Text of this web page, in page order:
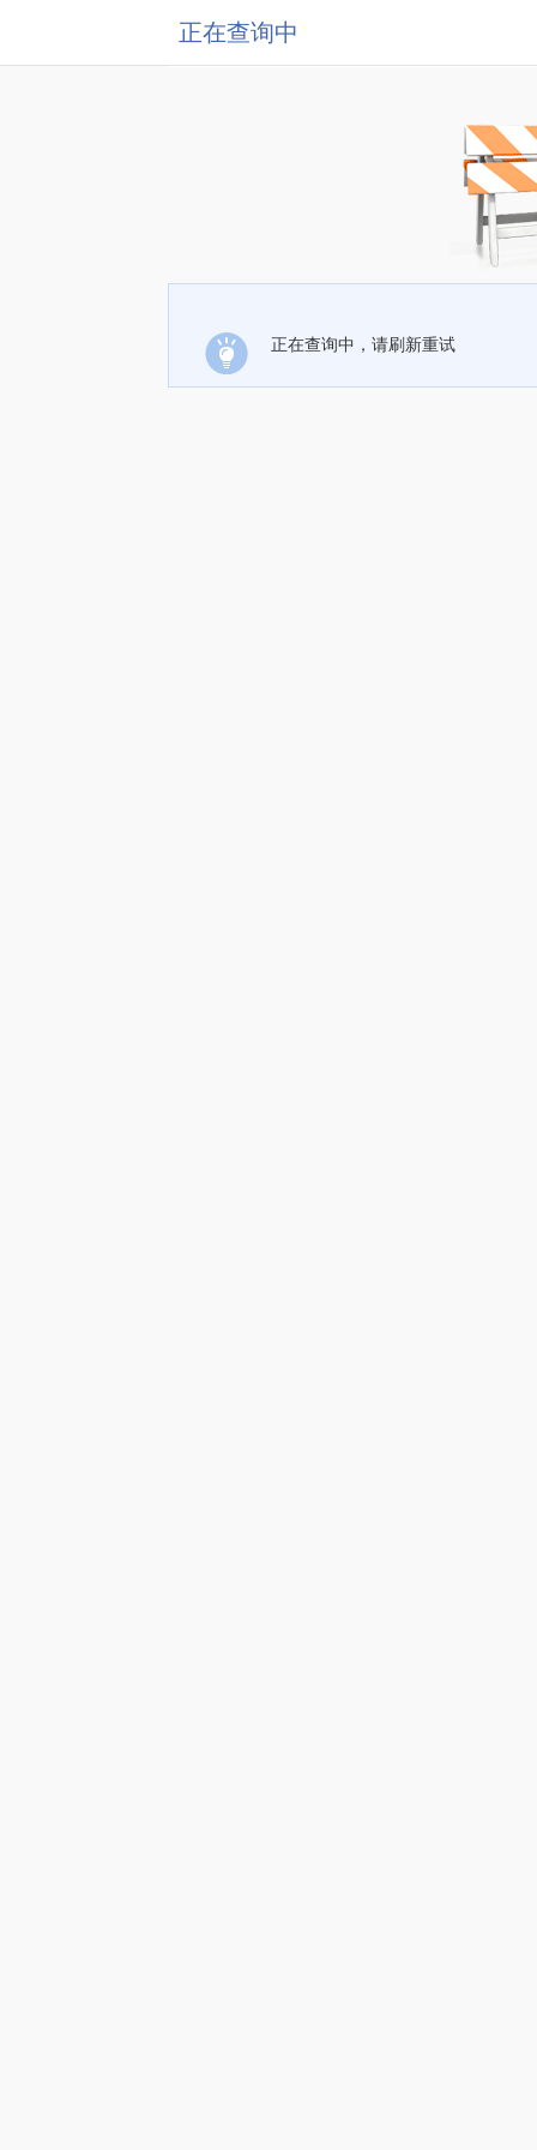
正在查询中
正在查询中，请刷新重试